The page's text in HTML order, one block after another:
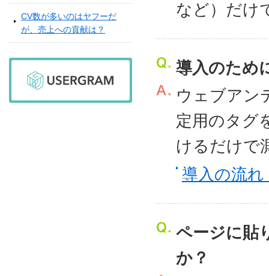
CV数が多いのはヤフーだ
が、売上への貢献は？
など）だけ
導入のため
ウェブアン
定用のタグ
けるだけで
導入の流
ページに貼
か？